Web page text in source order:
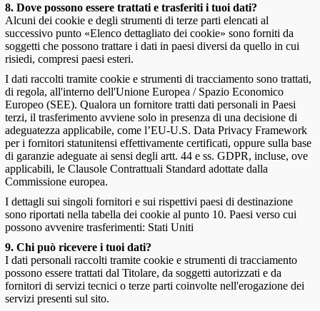
8. Dove possono essere trattati e trasferiti i tuoi dati?
Alcuni dei cookie e degli strumenti di terze parti elencati al
successivo punto «Elenco dettagliato dei cookie» sono forniti da
soggetti che possono trattare i dati in paesi diversi da quello in cui
risiedi, compresi paesi esteri.
I dati raccolti tramite cookie e strumenti di tracciamento sono trattati,
di regola, all'interno dell'Unione Europea / Spazio Economico
Europeo (SEE). Qualora un fornitore tratti dati personali in Paesi
terzi, il trasferimento avviene solo in presenza di una decisione di
adeguatezza applicabile, come l’EU-U.S. Data Privacy Framework
per i fornitori statunitensi effettivamente certificati, oppure sulla base
di garanzie adeguate ai sensi degli artt. 44 e ss. GDPR, incluse, ove
applicabili, le Clausole Contrattuali Standard adottate dalla
Commissione europea.
I dettagli sui singoli fornitori e sui rispettivi paesi di destinazione
sono riportati nella tabella dei cookie al punto 10. Paesi verso cui
possono avvenire trasferimenti: Stati Uniti
9. Chi può ricevere i tuoi dati?
I dati personali raccolti tramite cookie e strumenti di tracciamento
possono essere trattati dal Titolare, da soggetti autorizzati e da
fornitori di servizi tecnici o terze parti coinvolte nell'erogazione dei
servizi presenti sul sito.